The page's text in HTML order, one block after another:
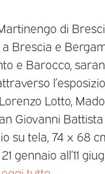
di
Brescia e
e Barocco,
Lotto,
Giovanni
su tela, 74 x 68
gennaio all’11